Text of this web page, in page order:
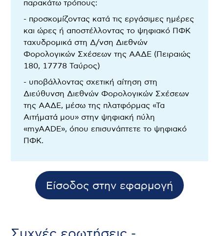
παρακάτω τρόπους:
- προσκομίζοντας κατά τις εργάσιμες ημέρες
και ώρες ή αποστέλλοντας το ψηφιακό ΠΦΚ
ταχυδρομικά στη Δ/νση Διεθνών
Φορολογικών Σχέσεων της ΑΑΔΕ (Πειραιώς
180, 17778 Ταύρος)
- υποβάλλοντας σχετική αίτηση στη
Διεύθυνση Διεθνών Φορολογικών Σχέσεων
της ΑΑΔΕ, μέσω της πλατφόρμας «Τα
Αιτήματά μου» στην ψηφιακή πύλη
«myAADE», όπου επισυνάπτετε το ψηφιακό
ΠΦΚ.
Είσοδος στην εφαρμογή